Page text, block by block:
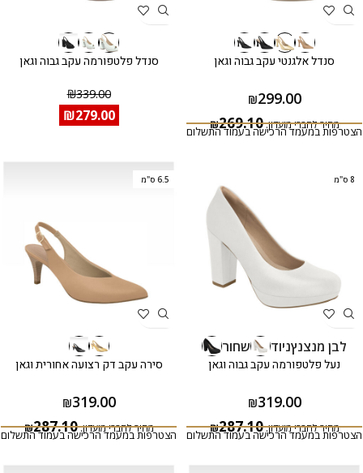
סנדל אלגנטי עקב גבוה וגאן
₪299.00
מחיר לחברי מועדון: ₪269.10
הצטרפות במעמד הרכישה בעמוד התשלום
סנדל פלטפורמה עקב גבוה וגאן
₪339.00
₪279.00
8 ס"מ
לבן מנצנץניוד שחור
נעל פלטפורמה עקב גבוה וגאן
₪319.00
מחיר לחברי מועדון: ₪287.10
הצטרפות במעמד הרכישה בעמוד התשלום
6.5 ס"מ
סירה עקב דק רצועה אחורית וגאן
₪319.00
מחיר לחברי מועדון: ₪287.10
הצטרפות במעמד הרכישה בעמוד התשלום